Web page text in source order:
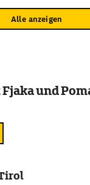
Alle anzeigen
und